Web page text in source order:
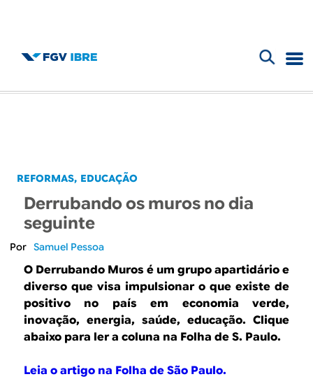
B
g
o
o
l
i
o
d
e
b
REFORMAS EDUCAÇÃO
Derrubando os muros no dia
seguinte
Samuel Pessoa
O Derrubando Muros é um grupo apartidário e
diverso que visa impulsionar o que existe de
positivo no país em economia verde,
inovação, energia, saúde, educação. Clique
abaixo para ler a coluna na Folha de S. Paulo.
Leia o artigo na Folha de São Paulo.